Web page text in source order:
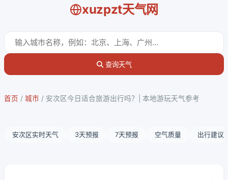
xuzpzt天气网
查询天气
首页 / 城市 / 安次区今日适合旅游出行吗？| 本地游玩天气参考
安次区实时天气 3天预报 7天预报 空气质量 出行建议